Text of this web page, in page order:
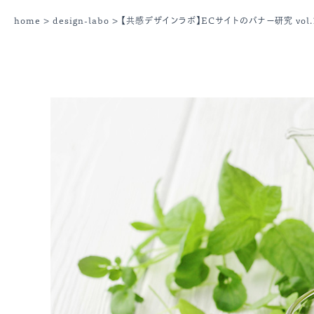
home > design-labo > 【共感デザインラボ】ECサイトのバナー研究